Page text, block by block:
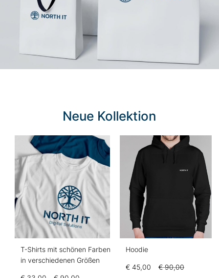
Neue Kollektion
T-Shirts mit schönen Farben
in verschiedenen Größen
Hoodie
€ 45,00 € 90,00